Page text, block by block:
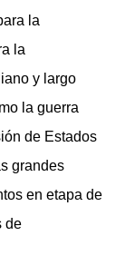
la
la
y largo
la guerra
de Estados
grandes
en etapa de
de